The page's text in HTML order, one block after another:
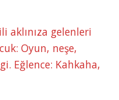
aklınıza gelenleri
Oyun, neşe,
Eğlence: Kahkaha,